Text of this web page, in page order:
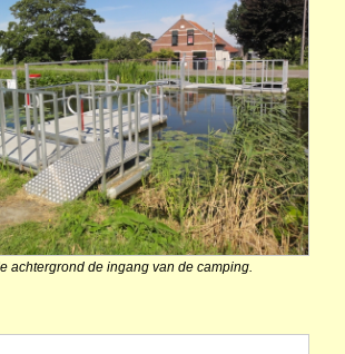
achtergrond de ingang van de camping.